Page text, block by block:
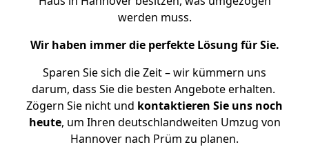
werden muss.
Wir haben immer die perfekte Lösung für Sie.
Sparen Sie sich die Zeit – wir kümmern uns
darum, dass Sie die besten Angebote erhalten.
Zögern Sie nicht und kontaktieren Sie uns noch
heute, um Ihren deutschlandweiten Umzug von
Hannover nach Prüm zu planen.